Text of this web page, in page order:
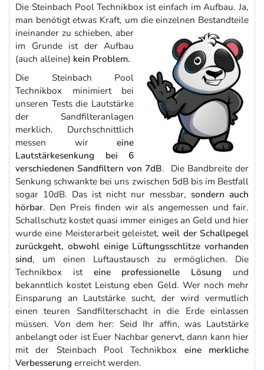
Die Steinbach Pool Technikbox ist einfach im Aufbau. Ja,
man benötigt etwas Kraft, um die einzelnen Bestandteile
ineinander zu schieben, aber
im Grunde ist der Aufbau
(auch alleine) kein Problem.
Die Steinbach Pool
Technikbox minimiert bei
unseren Tests die Lautstärke
der Sandfilteranlagen
merklich. Durchschnittlich
messen wir eine
Lautstärkesenkung bei 6
verschiedenen Sandfiltern von 7dB. Die Bandbreite der
Senkung schwankte bei uns zwischen 5dB bis im Bestfall
sogar 10dB. Das ist nicht nur messbar, sondern auch
hörbar. Den Preis finden wir als angemessen und fair.
Schallschutz kostet quasi immer einiges an Geld und hier
wurde eine Meisterarbeit geleistet,weil der Schallpegel
zurückgeht, obwohl einige Lüftungsschlitze vorhanden
sind, um einen Luftaustausch zu ermöglichen. Die
Technikbox ist eine professionelle Lösung und
bekanntlich kostet Leistung eben Geld. Wer noch mehr
Einsparung an Lautstärke sucht, der wird vermutlich
einen teuren Sandfilterschacht in die Erde einlassen
müssen. Von dem her: Seid Ihr affin, was Lautstärke
anbelangt oder ist Euer Nachbar genervt, dann kann hier
mit der Steinbach Pool Technikbox eine merkliche
Verbesserung erreicht werden.